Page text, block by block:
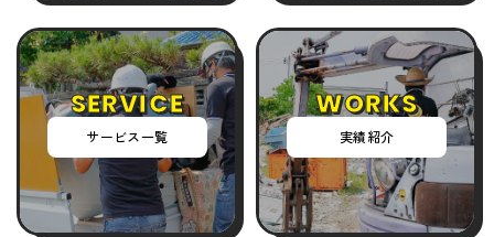
SERVICE
サービス一覧
WORKS
実績紹介